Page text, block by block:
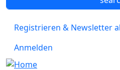
Registrieren & Newsletter
Anmelden